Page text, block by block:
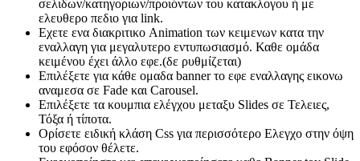
σελιδων/κατηγοριων/προιόντων του κατακλογου ή με
ελευθερο πεδιο για link.
Εχετε ενα διακριτικο Animation των κειμενων κατα την
εναλλαγη για μεγαλυτερο εντυπωσιασμό. Καθε ομάδα
κειμένου έχει άλλο εφε.(δε ρυθμίζεται)
Επιλέξετε για κάθε ομαδα banner το εφε εναλλαγης εικονω
αναμεσα σε Fade και Carousel.
Επιλέξετε τα κουμπια ελέγχου μεταξυ Slides σε Τελειες,
Τόξα ή τίποτα.
Ορίσετε ειδική κλάση Css για περισσότερo Ελεγχο στην όψη
του εφόσον θέλετε.